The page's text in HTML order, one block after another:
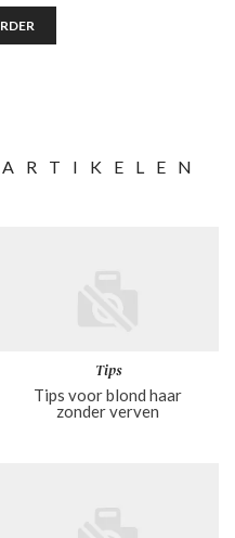
cadeau te kiezen om je
ze voor je betekenen.
Tips
Tips voor blond haar
zonder verven